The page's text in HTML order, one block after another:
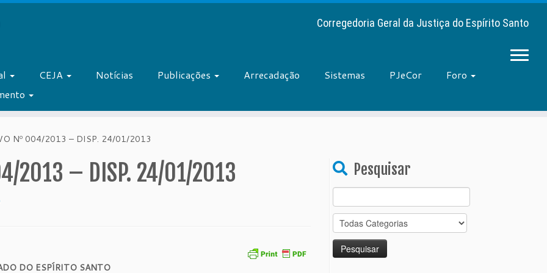
Corregedoria Geral da Justiça do Espírito Santo
CEJA Notícias Publicações Arrecadação Sistemas PJeCor
Foro
Nº 004/2013 – DISP. 24/01/2013
2013 – DISP. 24/01/2013
DO ESPÍRITO SANTO
Pesquisar
for: